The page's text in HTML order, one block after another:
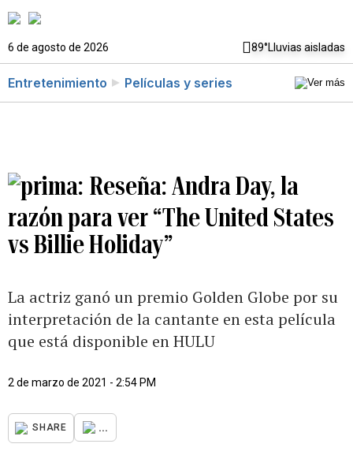
6 de agosto de 2026 89°Lluvias aisladas
Entretenimiento Películas y series
Reseña: Andra Day, la
razón para ver “The United States
vs Billie Holiday”
La actriz ganó un premio Golden Globe por su
interpretación de la cantante en esta película
que está disponible en HULU
2 de marzo de 2021 - 2:54 PM
SHARE ...